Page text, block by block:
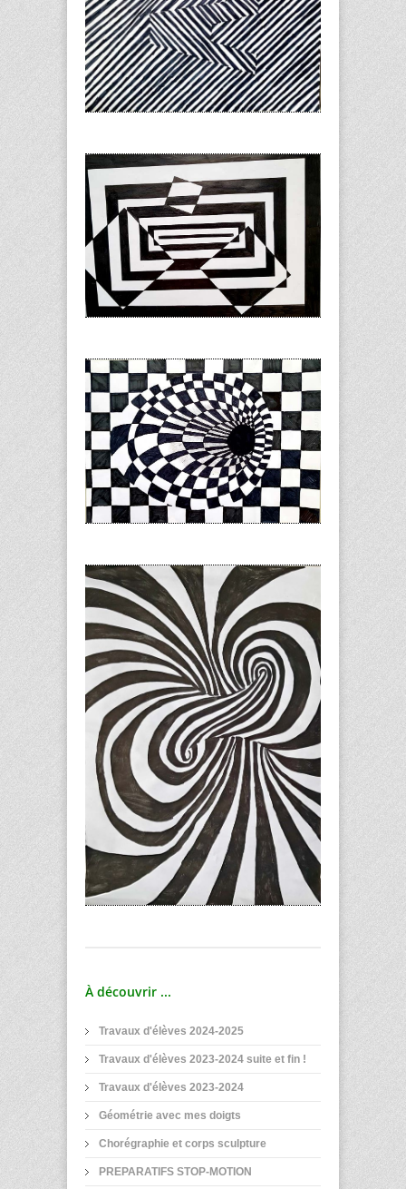
À découvrir ...
Travaux d'élèves 2024-2025
Travaux d'élèves 2023-2024 suite et fin !
Travaux d'élèves 2023-2024
Géométrie avec mes doigts
Chorégraphie et corps sculpture
PREPARATIFS STOP-MOTION